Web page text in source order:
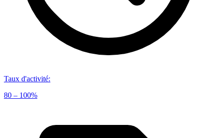
Taux d'activité:
80 – 100%